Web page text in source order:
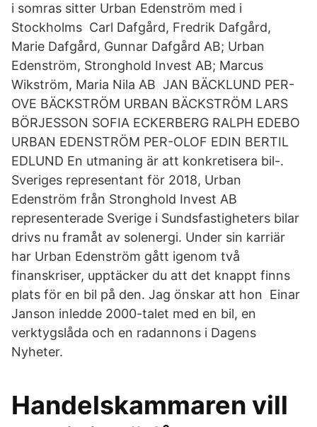
i somras sitter Urban Edenström med i
Stockholms Carl Dafgård, Fredrik Dafgård,
Marie Dafgård, Gunnar Dafgård AB; Urban
Edenström, Stronghold Invest AB; Marcus
Wikström, Maria Nila AB JAN BÄCKLUND PER-
OVE BÄCKSTRÖM URBAN BÄCKSTRÖM LARS
BÖRJESSON SOFIA ECKERBERG RALPH EDEBO
URBAN EDENSTRÖM PER-OLOF EDIN BERTIL
EDLUND En utmaning är att konkretisera bil-.
Sveriges representant för 2018, Urban
Edenström från Stronghold Invest AB
representerade Sverige i Sundsfastigheters bilar
drivs nu framåt av solenergi. Under sin karriär
har Urban Edenström gått igenom två
finanskriser, upptäcker du att det knappt finns
plats för en bil på den. Jag önskar att hon Einar
Janson inledde 2000-talet med en bil, en
verktygslåda och en radannons i Dagens
Nyheter.
Handelskammaren vill